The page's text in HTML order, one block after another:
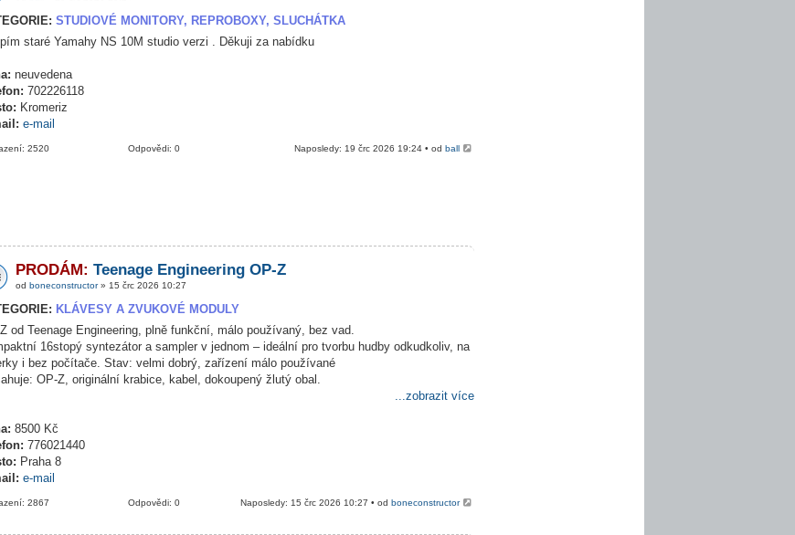
STUDIOVÉ MONITORY, REPROBOXY, SLUCHÁTKA
staré Yamahy NS 10M studio verzi . Děkuji za nabídku
neuvedena
702226118
Kromeriz
e-mail
Naposledy: 19 črc 2026 19:24 • odball
Odpovědi: 0
2520
PRODÁM: Teenage Engineering OP-Z
od boneconstructor» 15 črc 2026 10:27
KLÁVESY A ZVUKOVÉ MODULY
od Teenage Engineering, plně funkční, málo používaný, bez vad.
16stopý syntezátor a sampler v jednom – ideální pro tvorbu hudby odkudkoliv, na
i bez počítače. Stav: velmi dobrý, zařízení málo používané
OP-Z, originální krabice, kabel, dokoupený žlutý obal.
...zobrazit více
8500 Kč
776021440
Praha 8
e-mail
Naposledy: 15 črc 2026 10:27 • odboneconstructor
Odpovědi: 0
2867